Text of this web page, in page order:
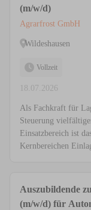
(m/w/d)
Agrarfrost GmbH
Wildeshausen
Vollzeit
18.07.2026
Als Fachkraft für
Steuerung
Einsatzbereich ist
Kernbereichen
Auszubildende
(m/w/d) für